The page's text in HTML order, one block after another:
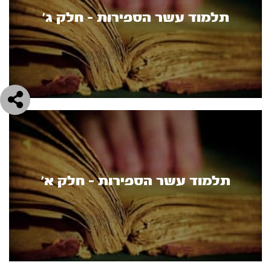
תלמוד עשר הספירות - חלק ג'
תלמוד עשר הספירות - חלק א’